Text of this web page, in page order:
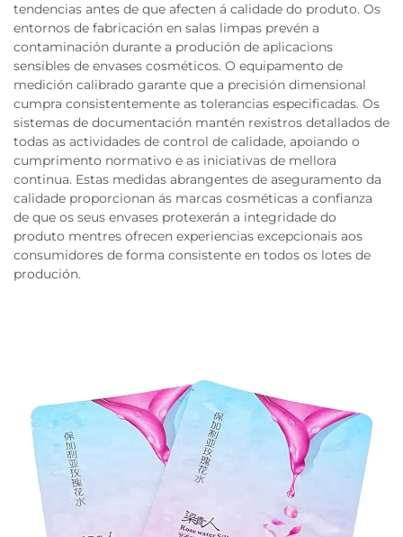
tendencias antes de que afecten á calidade do produto. Os
entornos de fabricación en salas limpas prevén a
contaminación durante a produción de aplicacions
sensibles de envases cosméticos. O equipamento de
medición calibrado garante que a precisión dimensional
cumpra consistentemente as tolerancias especificadas. Os
sistemas de documentación mantén rexistros detallados de
todas as actividades de control de calidade, apoiando o
cumprimento normativo e as iniciativas de mellora
continua. Estas medidas abrangentes de aseguramento da
calidade proporcionan ás marcas cosméticas a confianza
de que os seus envases protexerán a integridade do
produto mentres ofrecen experiencias excepcionais aos
consumidores de forma consistente en todos os lotes de
produción.